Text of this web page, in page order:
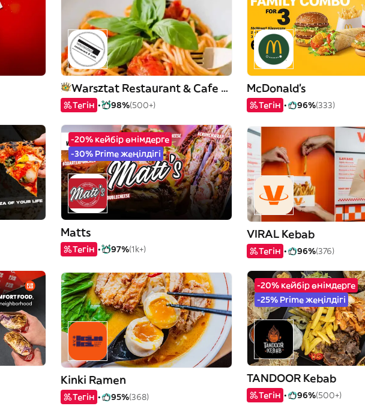
Warsztat Restaurant & Cafe No 1
Тегін 98%(500+)
McDonald's
Тегін 96%(333)
-20% кейбір өнімдерге
-30% Prime жеңілдігі
Matts
Тегін 97%(1k+)
VIRAL Kebab
Тегін 96%(376)
Kinki Ramen
Тегін 95%(368)
-20% кейбір өнімдерге
-25% Prime жеңілдігі
TANDOOR Kebab
Тегін 96%(500+)